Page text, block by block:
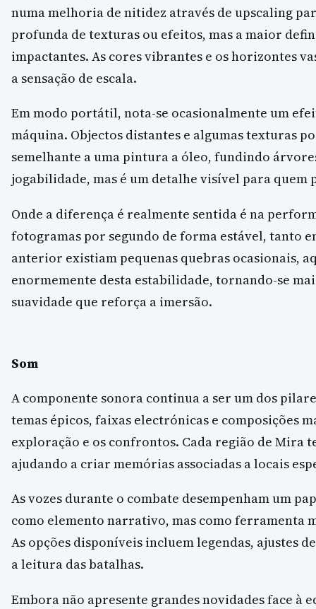
numa melhoria de nitidez através de upscaling
profunda de texturas ou efeitos, mas a maior
impactantes. As cores vibrantes e os horizontes
a sensação de escala.
Em modo portátil, nota-se ocasionalmente um
máquina. Objectos distantes e algumas texturas
semelhante a uma pintura a óleo, fundindo
jogabilidade, mas é um detalhe visível para quem
Onde a diferença é realmente sentida é na
fotogramas por segundo de forma estável, tanto
anterior existiam pequenas quebras ocasionais,
enormemente desta estabilidade, tornando-se
suavidade que reforça a imersão.
Som
A componente sonora continua a ser um dos
temas épicos, faixas electrónicas e composições
exploração e os confrontos. Cada região de
ajudando a criar memórias associadas a locais
As vozes durante o combate desempenham um
como elemento narrativo, mas como ferramenta
As opções disponíveis incluem legendas, ajustes
a leitura das batalhas.
Embora não apresente grandes novidades face à